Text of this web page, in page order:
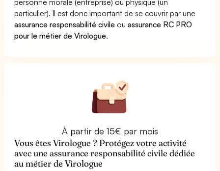
particulier). Il est donc important de se couvrir par une
assurance responsabilité civile ouassurance RC PRO
pour le métier de Virologue.
À partir de 15€ par mois
Vous êtes Virologue ? Protégez votre activité
avec une assurance responsabilité civile dédiée
au métier de Virologue